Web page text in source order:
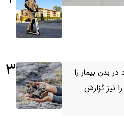
بدن بیمار را
نیز گزارش
۳